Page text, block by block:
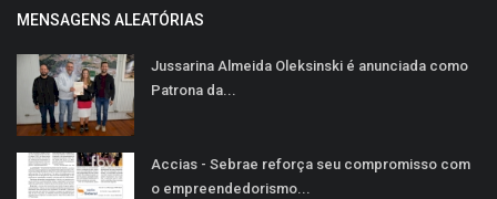
MENSAGENS ALEATÓRIAS
Jussarina Almeida Oleksinski é anunciada como
Patrona da...
Accias - Sebrae reforça seu compromisso com
o empreendedorismo...